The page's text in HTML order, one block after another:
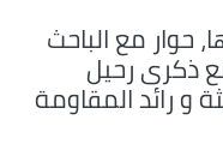
حوار مع الباحث
ذكرى رحيل
و رائد المقاومة